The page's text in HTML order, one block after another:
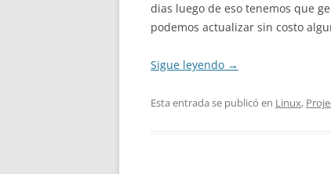
dias luego de eso tenemos que
podemos actualizar sin costo
Sigue leyendo →
Esta entrada se publicó en Linux,